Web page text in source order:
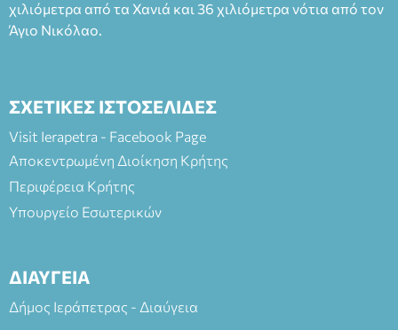
χιλιόμετρα από τα Χανιά και 36 χιλιόμετρα νότια από τον
Άγιο Νικόλαο.
ΣΧΕΤΙΚΕΣ ΙΣΤΟΣΕΛΙΔΕΣ
Visit Ierapetra - Facebook Page
Αποκεντρωμένη Διοίκηση Κρήτης
Περιφέρεια Κρήτης
Υπουργείο Εσωτερικών
ΔΙΑΥΓΕΙΑ
Δήμος Ιεράπετρας - Διαύγεια